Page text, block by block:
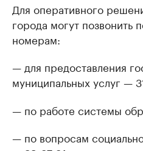
Для оперативного
города могут позвонить
номерам:
— для предоставления
муниципальных услуг —
— по работе системы
— по вопросам